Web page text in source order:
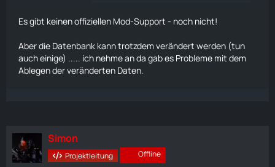
Es gibt keinen offiziellen Mod-Support - noch nicht!
Aber die Datenbank kann trotzdem verändert werden (tun
auch einige) ..... ich nehme an da gab es Probleme mit dem
Ablegen der veränderten Daten.
Simon
Projektleitung Offline